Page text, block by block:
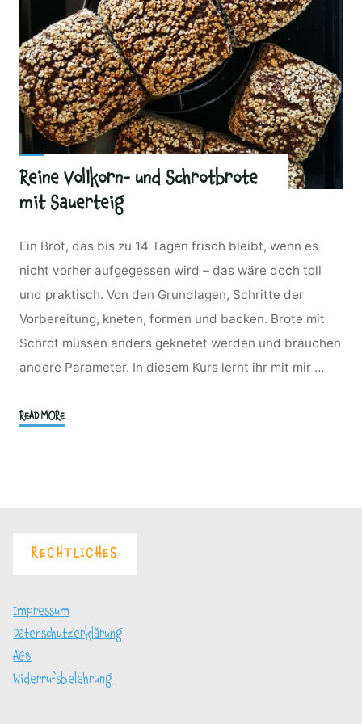
Reine Vollkorn- und Schrotbrote
mit Sauerteig
Ein Brot, das bis zu 14 Tagen frisch bleibt, wenn es
nicht vorher aufgegessen wird – das wäre doch toll
und praktisch. Von den Grundlagen, Schritte der
Vorbereitung, kneten, formen und backen. Brote mit
Schrot müssen anders geknetet werden und brauchen
andere Parameter. In diesem Kurs lernt ihr mit mir …
READ MORE"Reine
RECHTLICHES
Impressum
Datenschutzerklärung
AGB
Widerrufsbelehrung